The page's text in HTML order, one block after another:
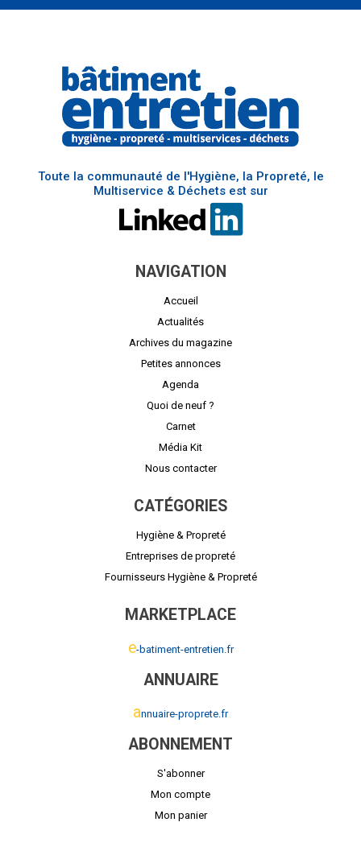
Toute la communauté de l'Hygiène, la Propreté, le
Multiservice & Déchets est sur
NAVIGATION
Accueil
Actualités
Archives du magazine
Petites annonces
Agenda
Quoi de neuf ?
Carnet
Média Kit
Nous contacter
CATÉGORIES
Hygiène & Propreté
Entreprises de propreté
Fournisseurs Hygiène & Propreté
MARKETPLACE
e-batiment-entretien.fr
ANNUAIRE
annuaire-proprete.fr
ABONNEMENT
S'abonner
Mon compte
Mon panier